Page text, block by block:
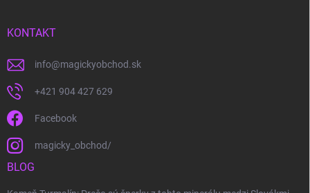
KONTAKT
info@magickyobchod.sk
+421 904 427 629
Facebook
magicky_obchod/
BLOG